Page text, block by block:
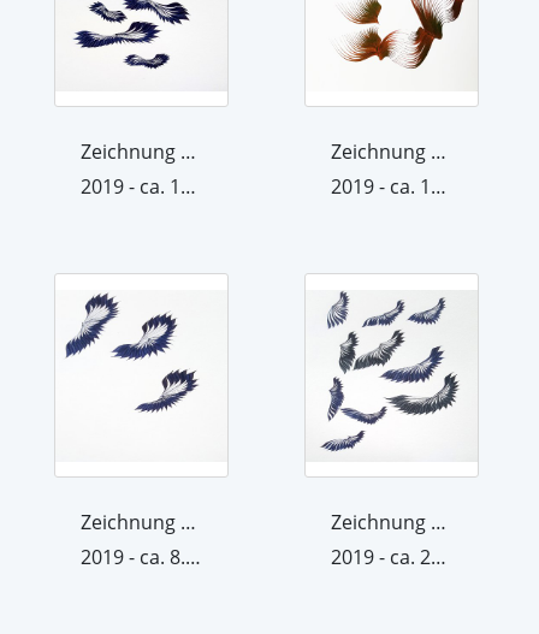
Zeichnung aus der Werkgruppe Raum/Krä...
2019 - ca. 15. September 2019
Zeichnung aus der Werkgruppe Raum/Krä...
2019 - ca. 15. November 2019
Zeichnung aus der Werkgruppe Raum/Krä...
2019 - ca. 8. September 2019
Zeichnung aus der Werkgruppe Raum/Krä...
2019 - ca. 22. September 2019